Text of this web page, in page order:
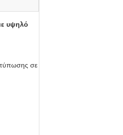
υψηλό
σε